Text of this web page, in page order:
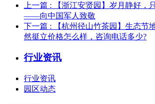
上一篇 : 【浙江安贤园】岁月静好，
——向中国军人致敬
下一篇 : 【杭州径山竹茶园】生态节
然挺立价格怎么样，咨询电话多少?
行业资讯
行业资讯
园区动态